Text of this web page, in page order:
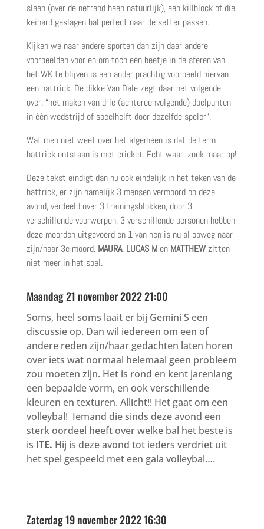
slaan (over de netrand heen natuurlijk), een killblock of die
keihard geslagen bal perfect naar de setter passen.
Kijken we naar andere sporten dan zijn daar andere
voorbeelden voor en om toch een beetje in de sferen van
het WK te blijven is een ander prachtig voorbeeld hiervan
een hattrick. De dikke Van Dale zegt daar het volgende
over: “het maken van drie (achtereenvolgende) doelpunten
in één wedstrijd of speelhelft door dezelfde speler“.
Wat men niet weet over het algemeen is dat de term
hattrick ontstaan is met cricket. Echt waar, zoek maar op!
Deze tekst eindigt dan nu ook eindelijk in het teken van de
hattrick, er zijn namelijk 3 mensen vermoord op deze
avond, verdeeld over 3 trainingsblokken, door 3
verschillende voorwerpen, 3 verschillende personen hebben
deze moorden uitgevoerd en 1 van hen is nu al opweg naar
zijn/haar 3e moord. MAURA, LUCAS Men MATTHEWzitten
niet meer in het spel.
Maandag 21 november 2022 21:00
Soms, heel soms laait er bij Gemini S een
discussie op. Dan wil iedereen om een of
andere reden zijn/haar gedachten laten horen
over iets wat normaal helemaal geen probleem
zou moeten zijn. Het is rond en kent jarenlang
een bepaalde vorm, en ook verschillende
kleuren en texturen. Allicht!! Het gaat om een
volleybal! Iemand die sinds deze avond een
sterk oordeel heeft over welke bal het beste is
is ITE. Hij is deze avond tot ieders verdriet uit
het spel gespeeld met een gala volleybal….
Zaterdag 19 november 2022 16:30